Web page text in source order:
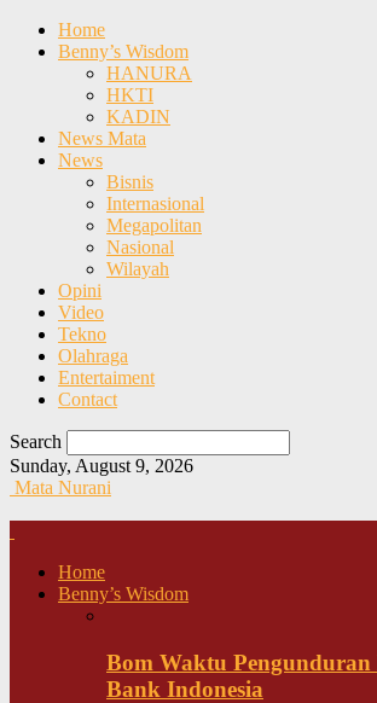
Home
Benny’s Wisdom
HANURA
HKTI
KADIN
News Mata
News
Bisnis
Internasional
Megapolitan
Nasional
Wilayah
Opini
Video
Tekno
Olahraga
Entertaiment
Contact
Search
Sunday, August 9, 2026
Mata Nurani
Home
Benny’s Wisdom
Bom Waktu
Bank Indonesia